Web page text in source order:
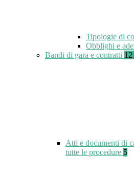
Tipologie di
Obblighi e
Bandi di gara e contratti
Atti e documenti di
tutte le procedure 5